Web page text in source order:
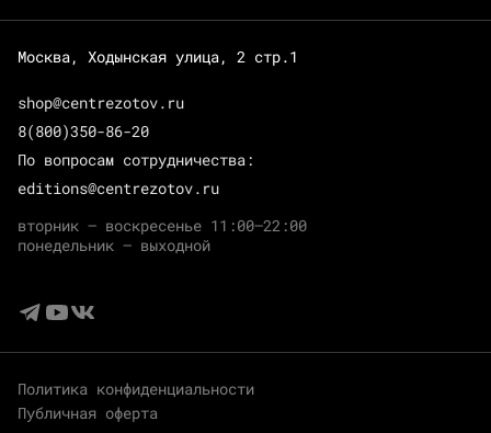
Москва, Ходынская улица, 2 стр.1
shop@centrezotov.ru
8(800)350-86-20
По вопросам сотрудничества:
editions@centrezotov.ru
вторник — воскресенье 11:00–22:00
понедельник — выходной
Политика конфиденциальности
Публичная оферта